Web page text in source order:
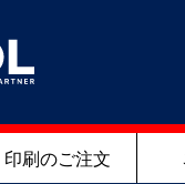
印刷のご注文